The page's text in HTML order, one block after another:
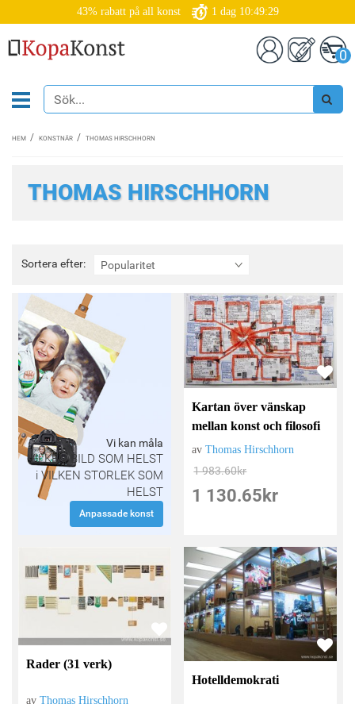
43% rabatt på all konst 1 dag 10:49:28
0
HEM KONSTNÄR THOMAS HIRSCHHORN
THOMAS HIRSCHHORN
Sortera efter: Popularitet
Sortera
efter:
Vi kan måla
VILKEN BILD SOM HELST
i VILKEN STORLEK SOM
HELST
Anpassade konst
Kartan över vänskap
mellan konst och filosofi
avThomas Hirschhorn
1 983.60kr
1 130.65 kr
Rader (31 verk)
avThomas Hirschhorn
Hotelldemokrati